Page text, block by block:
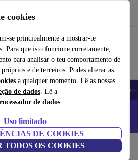
cookies
se principalmente a mostrar-te
Para que isto funcione corretamente,
para analisar o teu comportamento de
e de terceiros. Podes alterar as
a qualquer momento. Lê as nossas
de dados. Lê a
de dados.
Uso limitado
DE COOKIES
TODOS OS COOKIES
e fácil
Portáteis Tablets
os iPhones – Código:
relva